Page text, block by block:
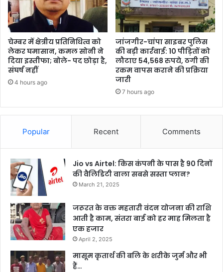
चेम्बर में क्षेत्रीय प्रतिनिधित्व को
लेकर घमासान, कमल सोनी ने
दिया इस्तीफा; बोले- पद छोड़ा है,
संघर्ष नहीं
4 hours ago
जांजगीर-चांपा साइबर पुलिस
की बड़ी कार्रवाई: 10 पीड़ितों को
लौटाए 54,568 रुपये, ठगी की
रकम वापस कराने की प्रक्रिया
जारी
7 hours ago
Popular Recent Comments
Jio vs Airtel: किस कंपनी के पास है 90 दिनों
की वैलिडिटी वाला सबसे सस्ता प्लान?
March 21, 2025
जरूरत के वक्त महतारी वंदन योजना की राशि
आती है काम, संतरा बाई को हर माह मिलता है
एक हजार
April 2, 2025
मासूम कृतार्थ की बलि के शरीके जुर्म और भी
हैं…